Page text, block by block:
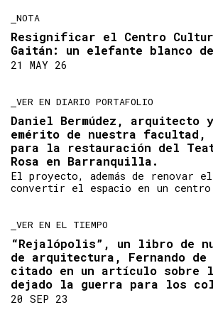
NOTA
Resignificar el Centro
Gaitán: un elefante blanco
21 MAY 26
VER EN DIARIO PORTAFOLIO
Daniel Bermúdez, arquitecto
emérito de nuestra
para la restauración del
Rosa en Barranquilla.
El proyecto, además de renovar
convertir el espacio en un
VER EN EL TIEMPO
“Rejalópolis”, un libro de
de arquitectura, Fernando de
citado en un artículo sobre
dejado la guerra para los
20 SEP 23